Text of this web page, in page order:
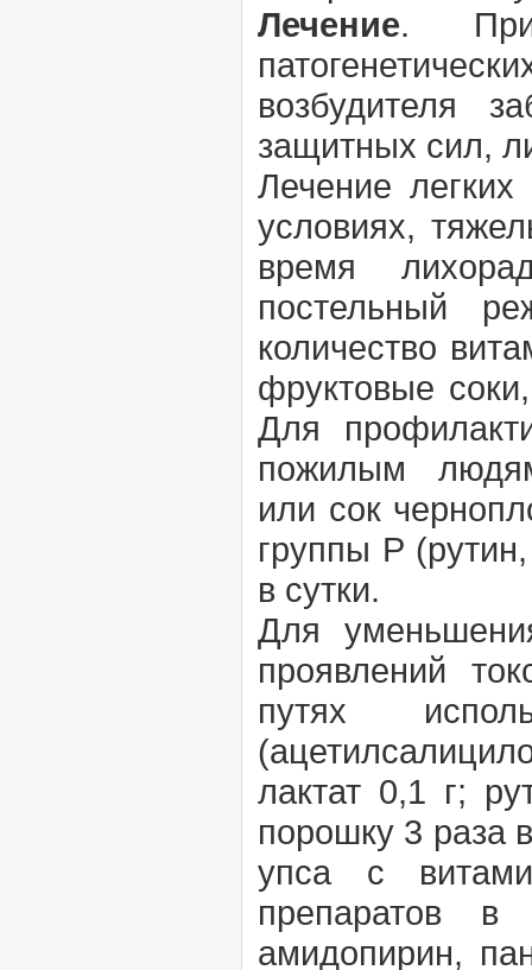
Лечение. При
возбудителя
защитных сил,
Лечение
условиях,
время
постельный
количество
фруктовые
Для
пожилым
или сок
группы Р
в сутки.
Для
проявлений
путях
лактат 0,1 г;
порошку 3 раза
упса с
препаратов
амидопирин,